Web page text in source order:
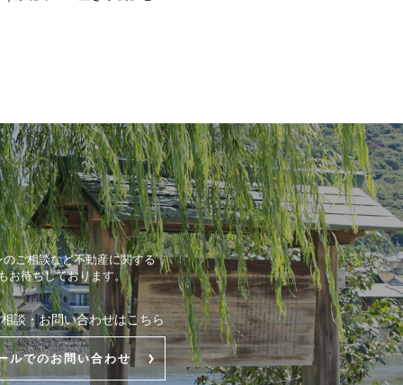
ご相談など不動産に関する
お待ちしております。
談・お問い合わせはこちら
ルでのお問い合わせ